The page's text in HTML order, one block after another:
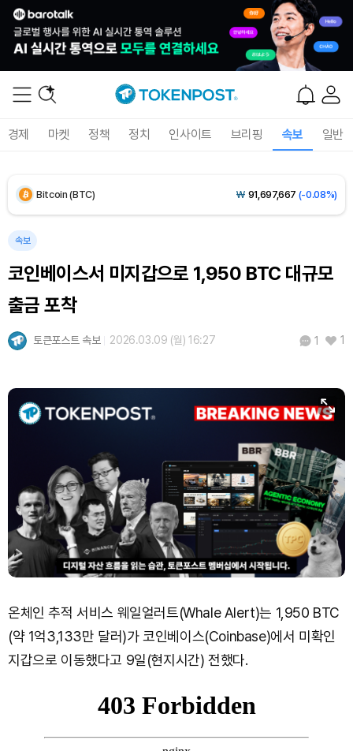
경제 마켓 정책 정치 인사이트 브리핑 속보 일반
Solana (SOL) ₩ 107,014(+2.59%)
Bitcoin (BTC) ₩ 91,697,667 (-0.08%)
속보
코인베이스서 미지갑으로 1,950 BTC 대규모
출금 포착
토큰포스트 속보 2026.03.09 (월) 16:27 1 1
온체인 추적 서비스 웨일얼러트(Whale Alert)는 1,950 BTC
(약 1억3,133만 달러)가 코인베이스(Coinbase)에서 미확인
지갑으로 이동했다고 9일(현지시간) 전했다.